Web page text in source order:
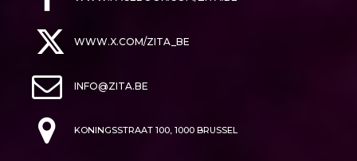
WWW.X.COM/ZITA_BE
INFO@ZITA.BE
KONINGSSTRAAT 100, 1000 BRUSSEL